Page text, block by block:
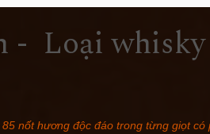
- Loại
nốt hương độc đáo trong từng giọt có